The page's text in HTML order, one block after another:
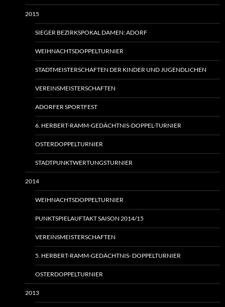
2015
SIEGER BEZIRKSPOKAL DAMEN: ADORF
WEIHNACHTSDOPPELTURNIER
STADTMEISTERSCHAFTEN DER KINDER UND JUGENDLICHEN
VEREINSMEISTERSCHAFTEN
ADORFER SPORTFEST
6. HERBERT-RAMM-GEDÄCHTNIS-DOPPEL-TURNIER
OSTERDOPPELTURNIER
STADTPUNKTWERTUNGSTURNIER
2014
WEIHNACHTSDOPPELTURNIER
PUNKTSPIELAUFTAKT SAISON 2014/15
VEREINSMEISTERSCHAFTEN
5. HERBERT-RAMM-GEDÄCHTNIS- DOPPELTURNIER
OSTERDOPPELTURNIER
2013